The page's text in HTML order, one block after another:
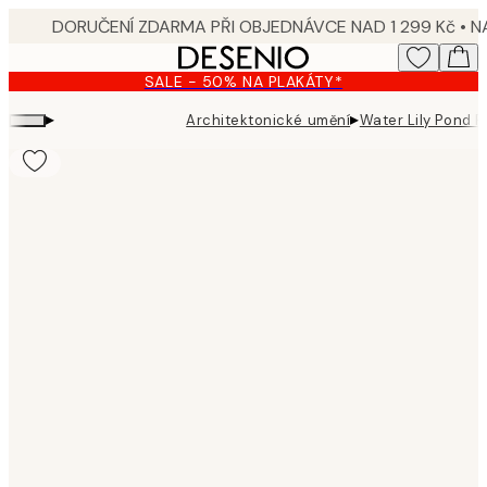
content.
SALE - 50% NA PLAKÁTY*
▸ Architektonické umění▸Water Lily Pond